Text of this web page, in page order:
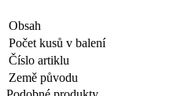
Obsah
Počet kusů v balení
Číslo artiklu
Země původu